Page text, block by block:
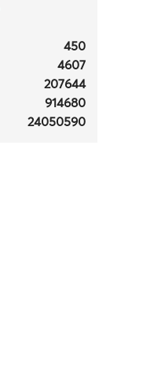
450
4607
207644
914680
24050590